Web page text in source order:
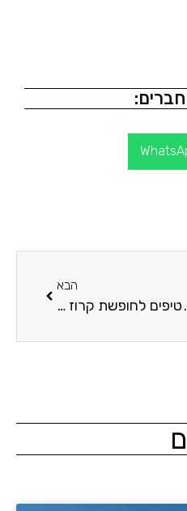
טיפים לחופשת קרוז רגועה ומפנקת